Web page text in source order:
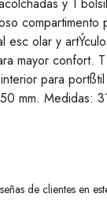
compartimento
esc olar y
mayor confort.
para
mm. Medidas:
de clientes en